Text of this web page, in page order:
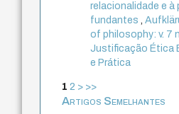
relacionalidade e à
fundantes,
of philosophy: v. 7
Justificação Ética
e Prática
1 2 > >>
Artigos Semelhantes